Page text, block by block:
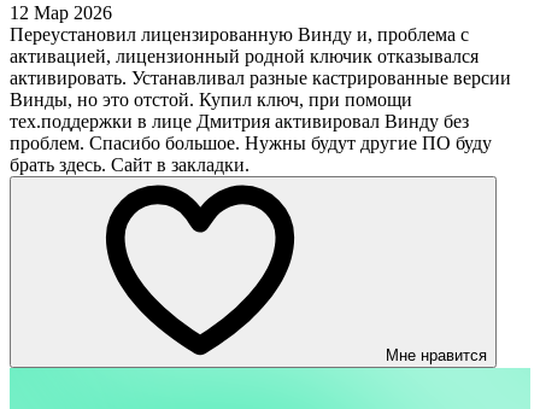
12 Мар 2026
Переустановил лицензированную Винду и, проблема с
активацией, лицензионный родной ключик отказывался
активировать. Устанавливал разные кастрированные версии
Винды, но это отстой. Купил ключ, при помощи
тех.поддержки в лице Дмитрия активировал Винду без
проблем. Спасибо большое. Нужны будут другие ПО буду
брать здесь. Сайт в закладки.
Мне нравится